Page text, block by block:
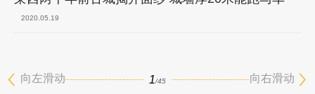
向左滑动 向右滑动
1/45
2020.05.19